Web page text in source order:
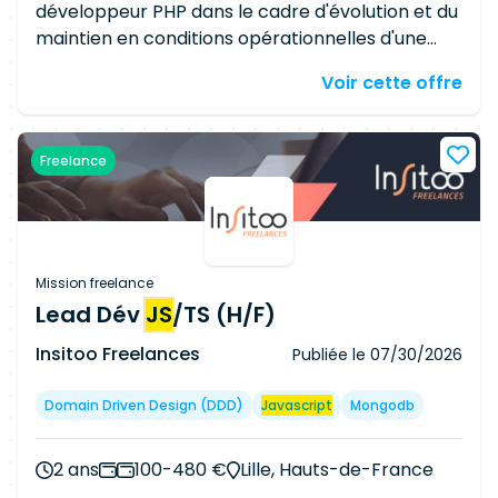
développeur PHP dans le cadre d'évolution et du
maintien en conditions opérationnelles d'une
technique est le suivant : · Framework PHP MVC
javascript
· GIT · JIRA La mission se déroulera
dans les locaux du client à Paris (13ème) avec du
télétravail partiel. Nous recherchons un profil
autonome de 5 à 10 ans d'expérience, ayant
Voir cette offre
Freelance
Mission freelance
Lead Dév JS/TS (H/F)
Insitoo Freelances Publiée le 07/30/2026
Domain Driven Design (DDD) Javascript Mongodb
2 ans 100-480 €
Lille, Hauts-de-France